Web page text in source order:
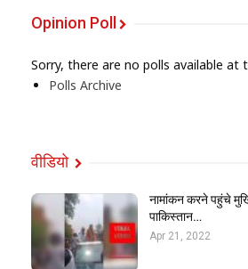
Opinion Poll
Sorry, there are no polls available at
Polls Archive
वीडियो
नामांकन करने पहुंचे
पाकिस्तान…
Apr 21, 2022